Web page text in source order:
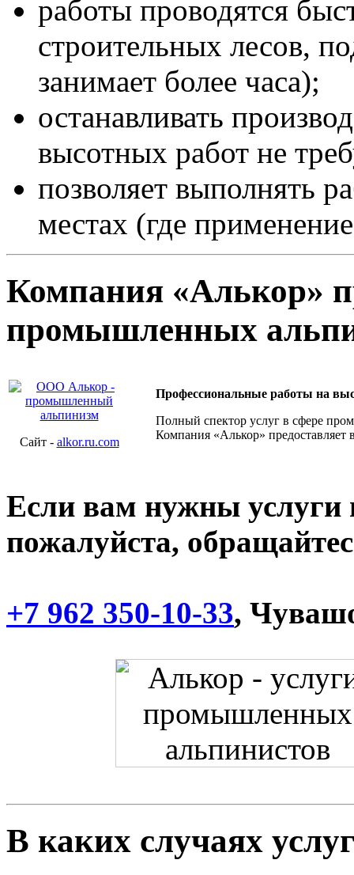
работы проводятся
строительных лесов,
занимает более часа);
останавливать
высотных работ не
позволяет выполнять
местах (где
Компания «Алькор»
промышленных
Сайт - alkor.ru.com
Профессиональные работы на
Полный спектор услуг в сфере
Компания «Алькор» предоставляет
Если вам нужны
пожалуйста,
+7 962 350-10-33,
В каких случаях